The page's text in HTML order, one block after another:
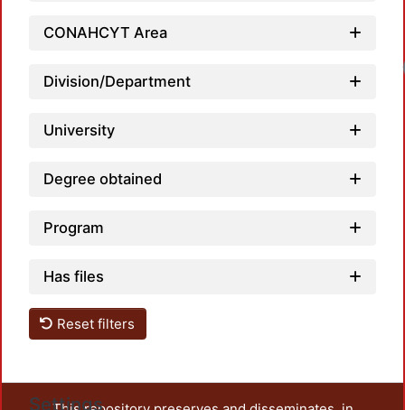
CONAHCYT Area
Division/Department
University
Degree obtained
Program
Has files
Reset filters
Settings